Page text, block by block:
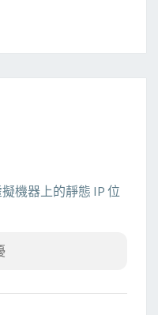
機器上的靜態 IP 位